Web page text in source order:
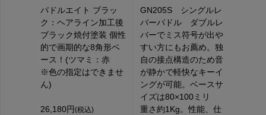
パドルエイト ブラッ
ク：ヘアライン加工後
ブラック焼付塗装 個性
的で画期的な8角形ベ
ース！(ツマミ：赤
※色の指定はできませ
ん)
26,180円 (税込)
GN205S シングルレ
バーパドル ダブルレ
バーでミス符号が出や
すい方にもお薦め。独
自の接点構造のため音
が静かで軽快なキーイ
ングが可能。ベースサ
イズは80×100ミリ
重さ約1Kg。性能、仕